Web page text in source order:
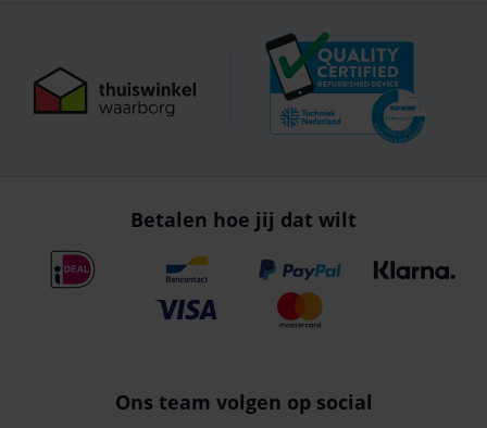
Betalen hoe jij dat wilt
Ons team volgen op social